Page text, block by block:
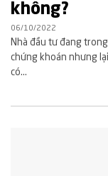
không?
06/10/2022
Nhà đầu tư đang
chứng khoán nhưng
có...